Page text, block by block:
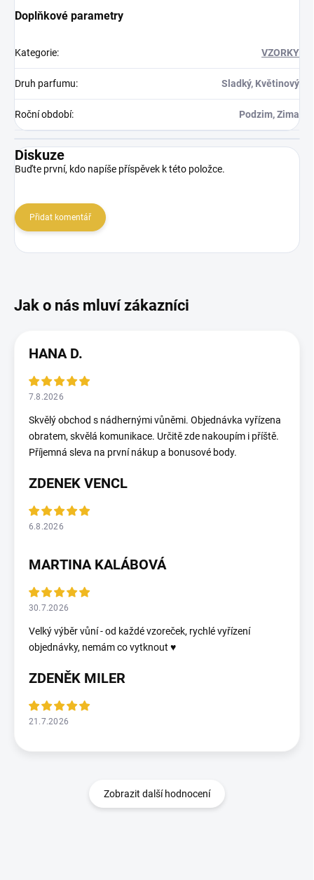
Doplňkové parametry
Kategorie: VZORKY
Druh parfumu: Sladký, Květinový
Roční období: Podzim, Zima
Diskuze
Buďte první, kdo napíše příspěvek k této položce.
Přidat komentář
HANA D.
7.8.2026
Skvělý obchod s nádhernými vůněmi. Objednávka vyřízena
obratem, skvělá komunikace. Určitě zde nakoupím i příště.
Příjemná sleva na první nákup a bonusové body.
ZDENEK VENCL
6.8.2026
MARTINA KALÁBOVÁ
30.7.2026
Velký výběr vůní - od každé vzoreček, rychlé vyřízení
objednávky, nemám co vytknout ♥️
ZDENĚK MILER
21.7.2026
Zobrazit další hodnocení